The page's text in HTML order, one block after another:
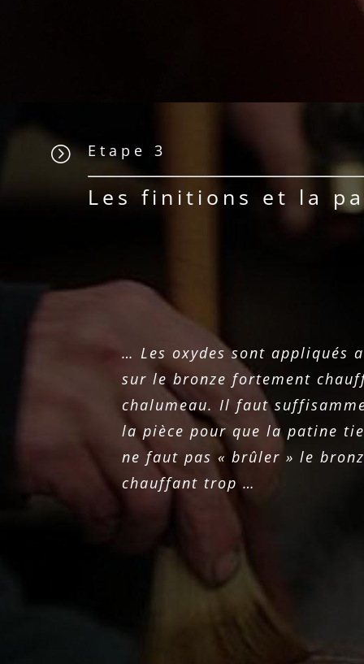
= Etape 3
Les finitions et la
… Les oxydes sont appliqués
sur le bronze fortement
chalumeau. Il faut
la pièce pour que la patine
ne faut pas « brûler » le
chauffant trop …